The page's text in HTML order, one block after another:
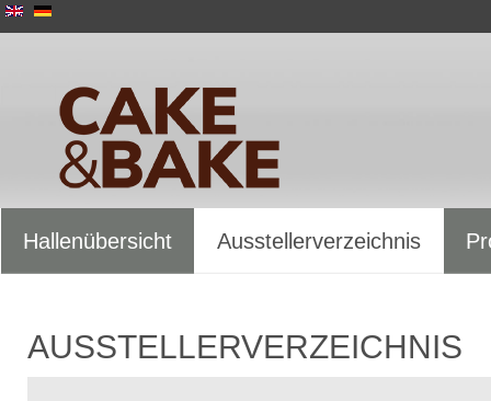
Hallenübersicht Ausstellerverzeichnis
AUSSTELLERVERZEICHNIS